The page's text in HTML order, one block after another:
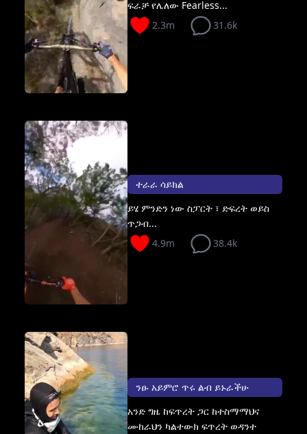
ፍራቻ የሌለው Fearless...
2.3m
31.6k
ተራራ ሳይክል
ይሄ ምንድን ነው ስፓርት ፣ ድፍረት ወይስ
ጥጋብ...
4.9m
38.4k
ንፁ አይምሮ ጥሩ ልብ ይኑራችሁ
አንድ ግዜ ከፍጥረት ጋር ከተስማማህና
ሙከራህን ካልተውክ ፍጥረት ወዳንተ